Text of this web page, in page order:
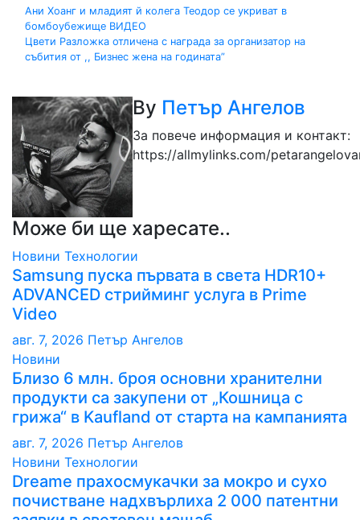
Навигация
Ани Хоанг и младият й колега Теодор се укриват в
бомбоубежище ВИДЕО
Цвети Разложка отличена с награда за организатор на
събития от ,, Бизнес жена на годината”
By Петър Ангелов
За повече информация и контакт:
https://allmylinks.com/
Може би ще харесате..
Новини Технологии
Samsung пуска първата в света HDR10+
ADVANCED стрийминг услуга в Prime
Video
авг. 7, 2026 Петър Ангелов
Новини
Близо 6 млн. броя основни хранителни
продукти са закупени от „Кошница с
грижа“ в Kaufland от старта на кампанията
авг. 7, 2026 Петър Ангелов
Новини Технологии
Dreame прахосмукачки за мокро и сухо
почистване надхвърлиха 2 000 патентни